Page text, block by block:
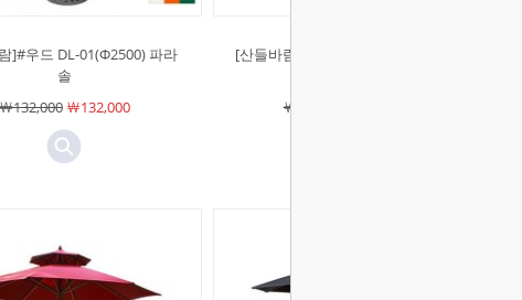
]#우드 DL-01(Φ2500) 파라
솔
132,000￦132,000
[산들바람]#우드 DL-01(Φ2300) 파라
￦118,800